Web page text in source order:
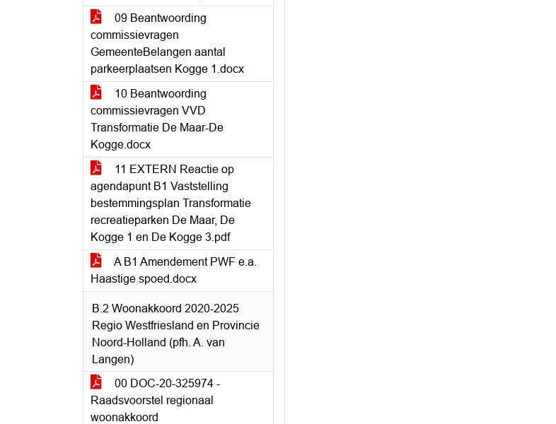
09 Beantwoording
commissievragen
GemeenteBelangen aantal
parkeerplaatsen Kogge 1.docx
10 Beantwoording
commissievragen VVD
Transformatie De Maar-De
Kogge.docx
11 EXTERN Reactie op
agendapunt B1 Vaststelling
bestemmingsplan Transformatie
recreatieparken De Maar, De
Kogge 1 en De Kogge 3.pdf
A B1 Amendement PWF e.a.
Haastige spoed.docx
B.2 Woonakkoord 2020-2025
Regio Westfriesland en Provincie
Noord-Holland (pfh. A. van
Langen)
00 DOC-20-325974 -
Raadsvoorstel regionaal
woonakkoord